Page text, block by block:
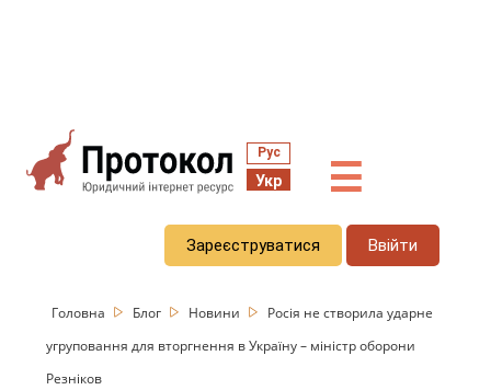
Рус
Укр ☰
Зареєструватися Ввійти
Головна Блог Новини
Росія не створила ударне
угруповання для вторгнення в Україну – міністр оборони
Резніков